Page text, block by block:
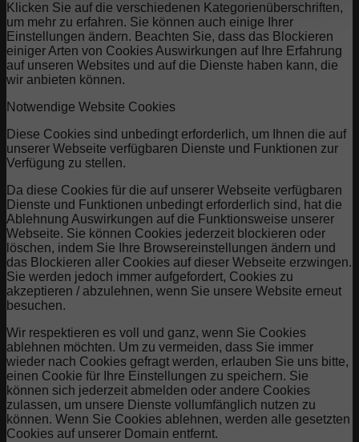
Klicken Sie auf die verschiedenen Kategorienüberschriften,
um mehr zu erfahren. Sie können auch einige Ihrer
Einstellungen ändern. Beachten Sie, dass das Blockieren
einiger Arten von Cookies Auswirkungen auf Ihre Erfahrung
auf unseren Websites und auf die Dienste haben kann, die
wir anbieten können.
Notwendige Website Cookies
Diese Cookies sind unbedingt erforderlich, um Ihnen die auf
unserer Webseite verfügbaren Dienste und Funktionen zur
Verfügung zu stellen.
Da diese Cookies für die auf unserer Webseite verfügbaren
Dienste und Funktionen unbedingt erforderlich sind, hat die
Ablehnung Auswirkungen auf die Funktionsweise unserer
Webseite. Sie können Cookies jederzeit blockieren oder
löschen, indem Sie Ihre Browsereinstellungen ändern und
das Blockieren aller Cookies auf dieser Webseite erzwingen.
Sie werden jedoch immer aufgefordert, Cookies zu
akzeptieren / abzulehnen, wenn Sie unsere Website erneut
besuchen.
Wir respektieren es voll und ganz, wenn Sie Cookies
ablehnen möchten. Um zu vermeiden, dass Sie immer
wieder nach Cookies gefragt werden, erlauben Sie uns bitte,
einen Cookie für Ihre Einstellungen zu speichern. Sie
können sich jederzeit abmelden oder andere Cookies
zulassen, um unsere Dienste vollumfänglich nutzen zu
können. Wenn Sie Cookies ablehnen, werden alle gesetzten
Cookies auf unserer Domain entfernt.